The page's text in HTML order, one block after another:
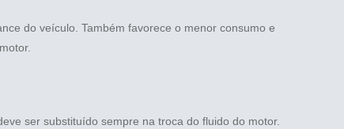
do veículo. Também favorece o menor consumo e
ser substituído sempre na troca do fluido do motor.